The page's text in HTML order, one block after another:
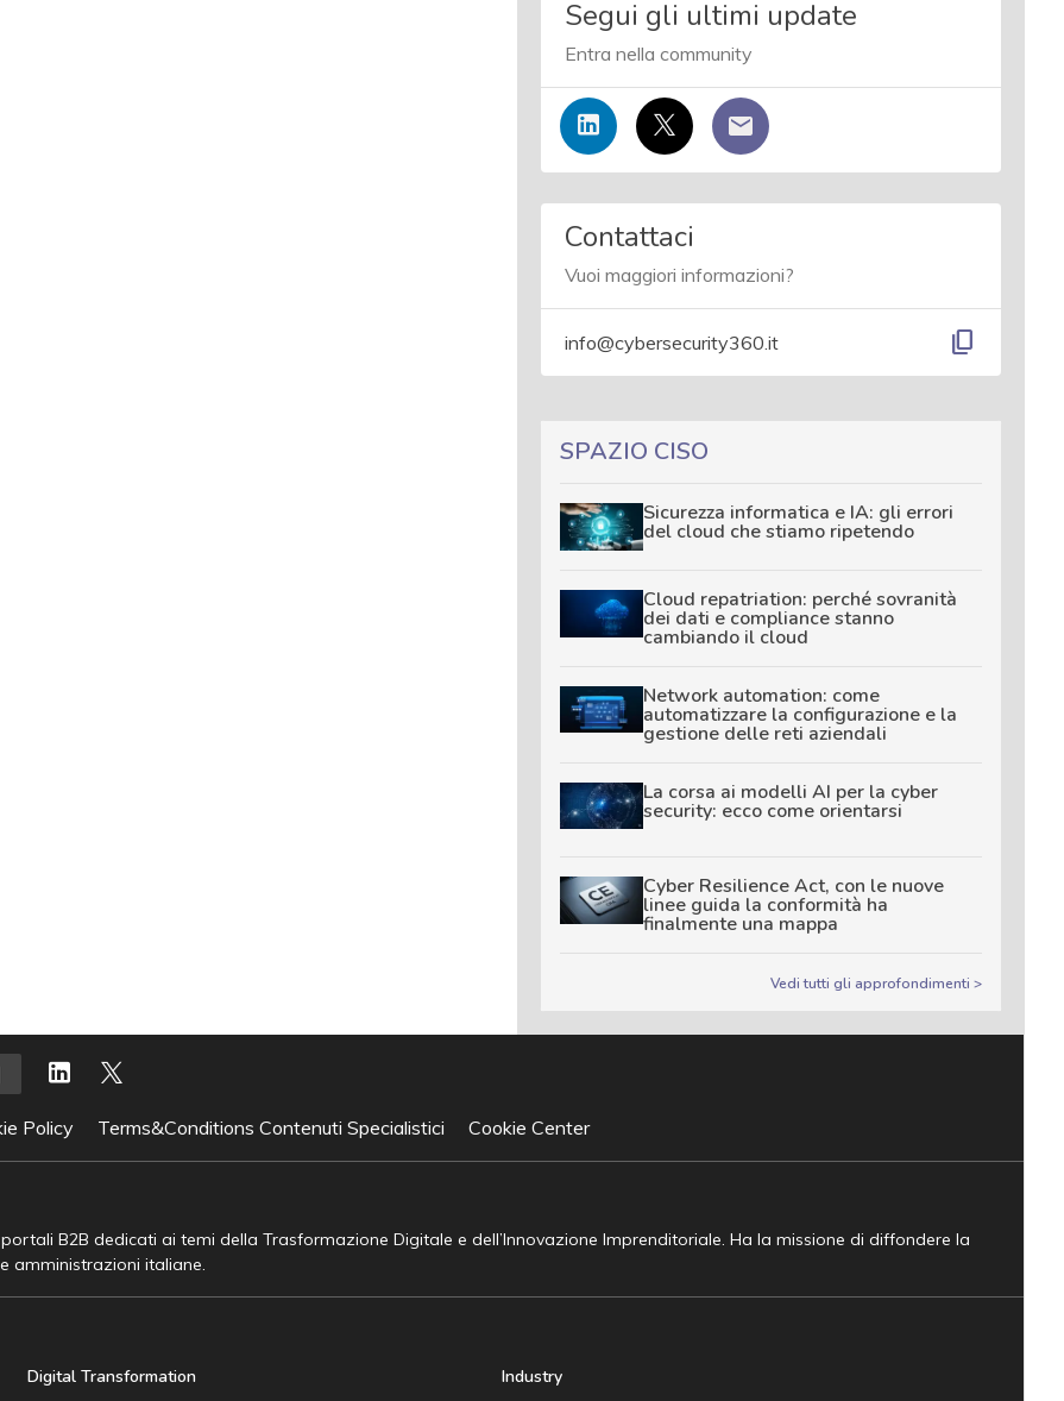
Segui gli ultimi update
Entra nella community
Contattaci
Vuoi maggiori informazioni?
info@cybersecurity360.it content_copy
SPAZIO CISO
Sicurezza informatica e IA: gli errori
del cloud che stiamo ripetendo
Cloud repatriation: perché sovranità
dei dati e compliance stanno
cambiando il cloud
Network automation: come
automatizzare la configurazione e la
gestione delle reti aziendali
La corsa ai modelli AI per la cyber
security: ecco come orientarsi
Cyber Resilience Act, con le nuove
linee guida la conformità ha
finalmente una mappa
Vedi tutti gli approfondimenti >
Policy Terms&Conditions Contenuti Specialistici Cookie Center
B2B dedicati ai temi della Trasformazione Digitale e dell’Innovazione Imprenditoriale. Ha la missione di diffondere la
amministrazioni italiane.
Digital Transformation Industry